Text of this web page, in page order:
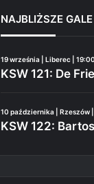
NAJBLIŻSZE
19 września | Liberec | 19:00
KSW 121: De
10 października | Rzeszów
KSW 122: